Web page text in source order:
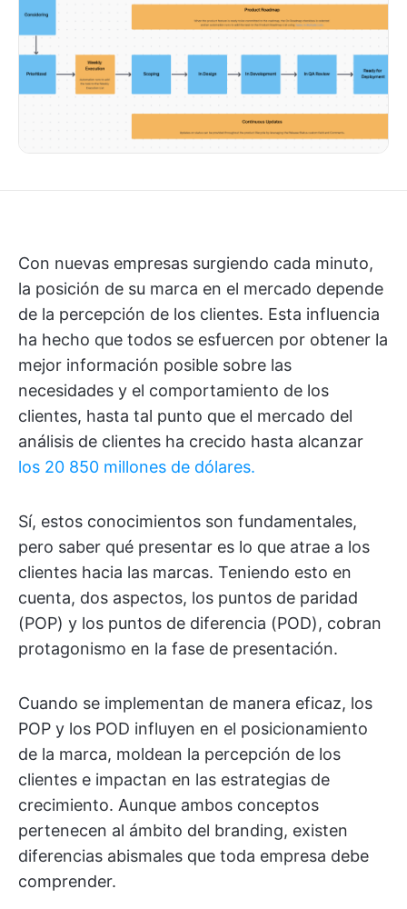
Con nuevas empresas surgiendo cada minuto,
la posición de su marca en el mercado depende
de la percepción de los clientes. Esta influencia
ha hecho que todos se esfuercen por obtener la
mejor información posible sobre las
necesidades y el comportamiento de los
clientes, hasta tal punto que el mercado del
análisis de clientes ha crecido hasta alcanzar
los 20 850 millones de dólares.
Sí, estos conocimientos son fundamentales,
pero saber qué presentar es lo que atrae a los
clientes hacia las marcas. Teniendo esto en
cuenta, dos aspectos, los puntos de paridad
(POP) y los puntos de diferencia (POD), cobran
protagonismo en la fase de presentación.
Cuando se implementan de manera eficaz, los
POP y los POD influyen en el posicionamiento
de la marca, moldean la percepción de los
clientes e impactan en las estrategias de
crecimiento. Aunque ambos conceptos
pertenecen al ámbito del branding, existen
diferencias abismales que toda empresa debe
comprender.